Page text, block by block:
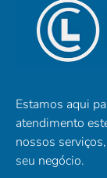
Estamos aqui
atendimento
nossos
seu negócio.